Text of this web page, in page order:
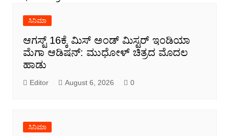
ಸಿನಿಮಾ
ಆಗಸ್ಟ್ 16ಕ್ಕೆ ಮಿಸ್ ಅಂಡ್ ಮಿಸ್ಟರ್ ಇಂಡಿಯಾ
ಮೆಗಾ ಆಡಿಷನ್: ಮುಧೋಳ್ ಚಿತ್ರದ ಮೊದಲ
ಹಾಡು
Editor August 6, 2026 0
ಸಿನಿಮಾ